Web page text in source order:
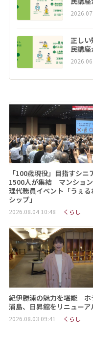
正し
民講
「100歳現役」目指すシニ
1500人が集結 マンショ
理代務員イベント「うぇる
シップ」
2026.08.04 10:48 くらし
紀伊勝浦の魅力を堪能 ホ
浦島、日昇館をリニューア
2026.08.03 09:41 くらし